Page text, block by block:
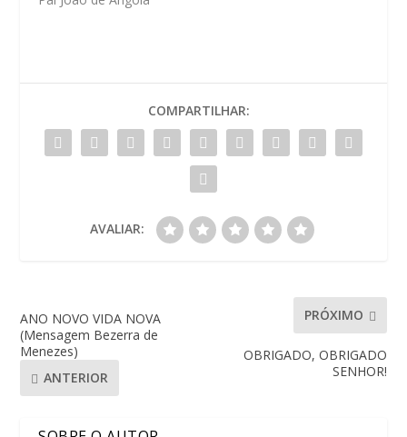
COMPARTILHAR:
AVALIAR:
ANO NOVO VIDA NOVA
(Mensagem Bezerra de
Menezes)
ANTERIOR
PRÓXIMO
OBRIGADO, OBRIGADO
SENHOR!